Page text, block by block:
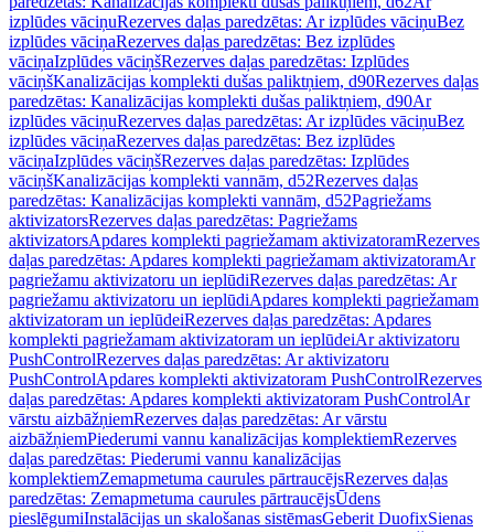
izplūdes vāciņuRezerves daļas paredzētas: Ar izplūdes vāciņuBez
izplūdes vāciņaRezerves daļas paredzētas: Bez izplūdes
vāciņaIzplūdes vāciņšRezerves daļas paredzētas: Izplūdes
vāciņšKanalizācijas komplekti dušas paliktņiem, d90Rezerves daļas
paredzētas: Kanalizācijas komplekti dušas paliktņiem, d90Ar
izplūdes vāciņuRezerves daļas paredzētas: Ar izplūdes vāciņuBez
izplūdes vāciņaRezerves daļas paredzētas: Bez izplūdes
vāciņaIzplūdes vāciņšRezerves daļas paredzētas: Izplūdes
vāciņšKanalizācijas komplekti vannām, d52Rezerves daļas
paredzētas: Kanalizācijas komplekti vannām, d52Pagriežams
aktivizatorsRezerves daļas paredzētas: Pagriežams
aktivizatorsApdares komplekti pagriežamam aktivizatoramRezerves
daļas paredzētas: Apdares komplekti pagriežamam aktivizatoramAr
pagriežamu aktivizatoru un ieplūdiRezerves daļas paredzētas: Ar
pagriežamu aktivizatoru un ieplūdiApdares komplekti pagriežamam
aktivizatoram un ieplūdeiRezerves daļas paredzētas: Apdares
komplekti pagriežamam aktivizatoram un ieplūdeiAr aktivizatoru
PushControlRezerves daļas paredzētas: Ar aktivizatoru
PushControlApdares komplekti aktivizatoram PushControlRezerves
daļas paredzētas: Apdares komplekti aktivizatoram PushControlAr
vārstu aizbāžņiemRezerves daļas paredzētas: Ar vārstu
aizbāžņiemPiederumi vannu kanalizācijas komplektiemRezerves
daļas paredzētas: Piederumi vannu kanalizācijas
komplektiemZemapmetuma caurules pārtraucējsRezerves daļas
paredzētas: Zemapmetuma caurules pārtraucējsŪdens
pieslēgumiInstalācijas un skalošanas sistēmasGeberit DuofixSienas